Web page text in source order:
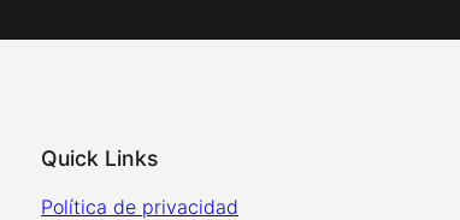
Quick Links
Política de privacidad